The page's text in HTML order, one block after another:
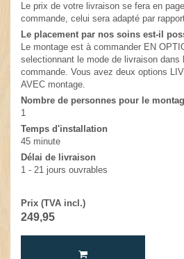
Le prix de votre livraison se fera en
commande, celui sera adapté par
Le placement par nos soins est-il
Le montage est à commander EN
selectionnant le mode de livraison
commande. Vous avez deux options
AVEC montage.
Nombre de personnes pour le
1
Temps d'installation
45 minute
Délai de livraison
1 - 21 jours ouvrables
Prix (TVA incl.)
249,95